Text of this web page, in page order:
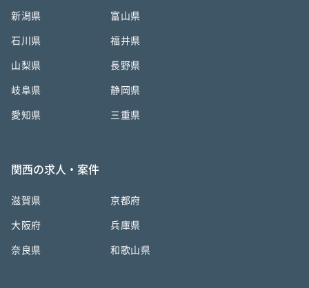
新潟県 富山県
石川県 福井県
山梨県 長野県
岐阜県 静岡県
愛知県 三重県
関西の求人・案件
滋賀県 京都府
大阪府 兵庫県
奈良県 和歌山県